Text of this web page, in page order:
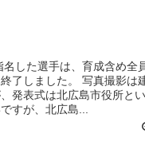
した選手は、育成含め全
了しました。 写真撮影は
発表式は北広島市役所とい
すが、北広島...